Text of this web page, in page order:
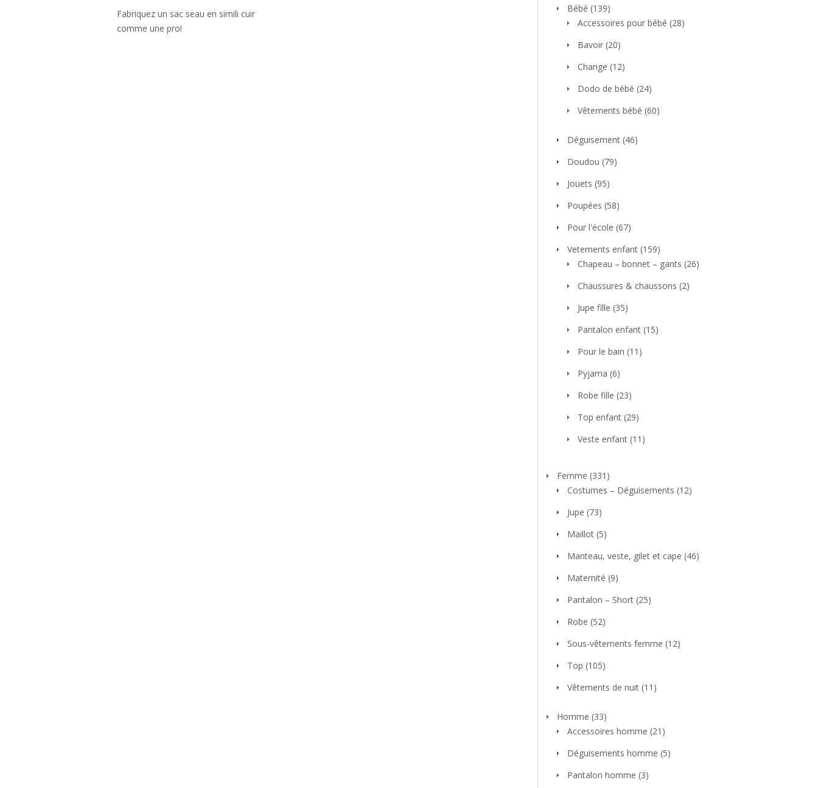
Fabriquez un sac seau en simili cuir
comme une pro!
Bébé (139)
Accessoires pour bébé (28)
Bavoir (20)
Change (12)
Dodo de bébé (24)
Vêtements bébé (60)
Déguisement (46)
Doudou (79)
Jouets (95)
Poupées (58)
Pour l'école (67)
Vetements enfant (159)
Chapeau – bonnet – gants (26)
Chaussures & chaussons (2)
Jupe fille (35)
Pantalon enfant (15)
Pour le bain (11)
Pyjama (6)
Robe fille (23)
Top enfant (29)
Veste enfant (11)
Femme (331)
Costumes – Déguisements (12)
Jupe (73)
Maillot (5)
Manteau, veste, gilet et cape (46)
Maternité (9)
Pantalon – Short (25)
Robe (52)
Sous-vêtements femme (12)
Top (105)
Vêtements de nuit (11)
Homme (33)
Accessoires homme (21)
Déguisements homme (5)
Pantalon homme (3)